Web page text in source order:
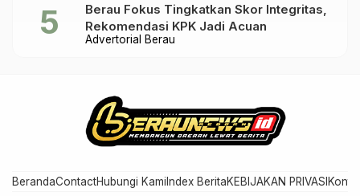
Advertorial Berau
Berau Fokus Tingkatkan Skor Integritas,
Rekomendasi KPK Jadi Acuan
BerandaContactHubungi Kami Index BeritaKEBIJAKAN PRIVASI